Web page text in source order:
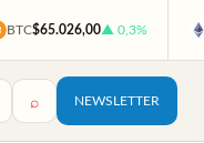
BTC$65.026,00▲ 0,3%
⌕ NEWSLETTER